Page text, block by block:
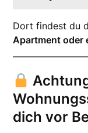
Dort findest du
Apartment oder
dich vor